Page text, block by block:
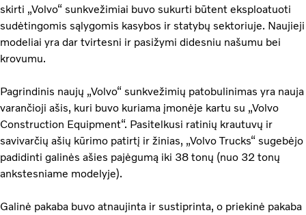
skirti „Volvo“ sunkvežimiai buvo sukurti būtent eksploatuoti
sudėtingomis sąlygomis kasybos ir statybų sektoriuje. Naujieji
modeliai yra dar tvirtesni ir pasižymi didesniu našumu bei
krovumu.
Pagrindinis naujų „Volvo“ sunkvežimių patobulinimas yra nauja
varančioji ašis, kuri buvo kuriama įmonėje kartu su „Volvo
Construction Equipment“. Pasitelkusi ratinių krautuvų ir
savivarčių ašių kūrimo patirtį ir žinias, „Volvo Trucks“ sugebėjo
padidinti galinės ašies pajėgumą iki 38 tonų (nuo 32 tonų
ankstesniame modelyje).
Galinė pakaba buvo atnaujinta ir sustiprinta, o priekinė pakaba